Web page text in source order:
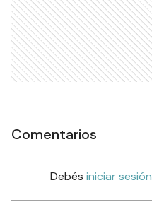
Comentarios
Debés iniciar sesión